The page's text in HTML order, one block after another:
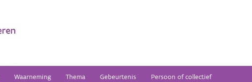
Waarneming Thema Gebeurtenis Persoon of collectief